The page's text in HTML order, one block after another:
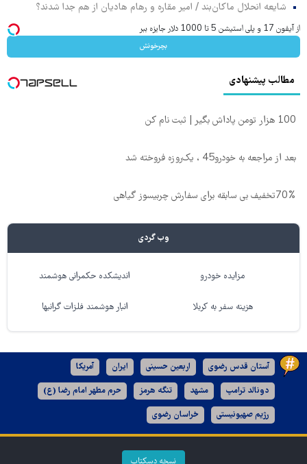
شایعه انحلال ماکان‌بند / امیر مقاره و رهام هادیان از هم جدا شدند؟
از آیفون 17 و پلی استیشن 5 تا 1000 دلار جایزه ببر
بچرخونش
مطالب پیشنهادی
100 هزار تومن پاداش بگیر | ثبت نام کن
بعد از مراجعه به خودرو45 ، یک‌روزه فروخته شد
70%تخفیف بی سابقه برای سفارش چربیسوز گیاهی
وب گردی
مزایده خودرو اندیشکده حکمرانی هوشمند
هزینه سفر به کربلا انبار هوشمند فلزات گرانبها
آستان قدس رضوی اربعین حسینی ایران آمریکا
دونالد ترامپ مشهد تنگه هرمز حرم مطهر امام رضا (ع)
رژیم صهیونیستی خراسان رضوی
نسخه دسکتاپ